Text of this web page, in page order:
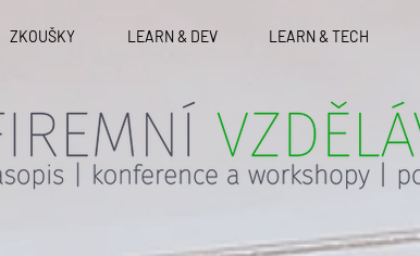
ZKOUŠKY LEARN & DEV LEARN & TECH